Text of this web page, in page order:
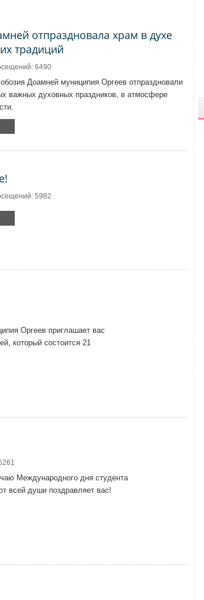
отпраздновала храм в духе
традиций
6490
Доамней муниципия Оргеев отпраздновали
важных духовных праздников, в атмосфере
5982
Оргеев приглашает вас
который состоится 21
Международного дня студента
всей души поздравляет вас!